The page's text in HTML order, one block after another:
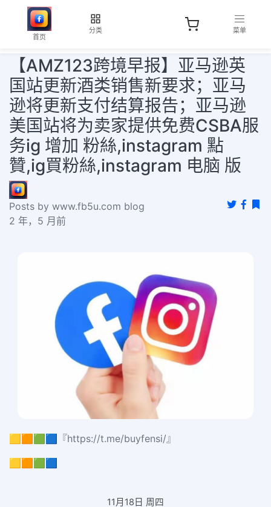
首页
分类 菜单
【AMZ123跨境早报】亚马逊英
国站更新酒类销售新要求；亚马
逊将更新支付结算报告；亚马逊
美国站将为卖家提供免费CSBA服
务ig 增加 粉絲,instagram 點
贊,ig買粉絲,instagram 电脑 版
Posts by www.fb5u.com blog
2 年，5 月前
🟨🟧🟩🟦『https://t.me/buyfensi/』
🟨🟧🟩🟦
11月18日 周四